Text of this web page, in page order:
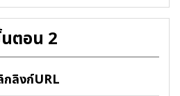
ตอน 2
กลิงก์URL